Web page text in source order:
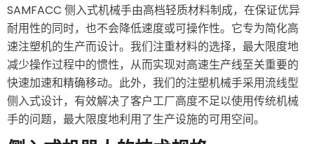
达 0.5 秒。
侧入式机器人的优势
高效率：Samfacc 侧入式机器人设计有两个手臂，用于取放
物品。这有助于缩短高速注塑机的生产周期。
质量第一：我们采用质量管理标准和严格的控制措施来生产
SAMFACC 侧入式机械手由高档轻质材料制成，在保证优异
耐用性的同时，也不会降低速度或可操作性。它专为简化高
速注塑机的生产而设计。我们注重材料的选择，最大限度地
减少操作过程中的惯性，从而实现对高速生产线至关重要的
快速加速和精确移动。此外，我们的注塑机械手采用流线型
侧入式设计，有效解决了客户工厂高度不足以使用传统机械
手的问题，最大限度地利用了生产设施的可用空间。